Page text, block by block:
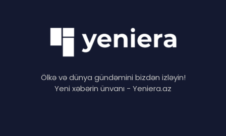
Ölkə və dünya gündəmini bizdən izləyin!
Yeni xəbərin ünvanı - Yeniera.az